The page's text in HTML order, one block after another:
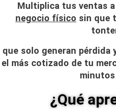
Multiplica tus ventas a
negocio físico sin que
que solo generan
el más cotizado de tu
minutos
¿Qué